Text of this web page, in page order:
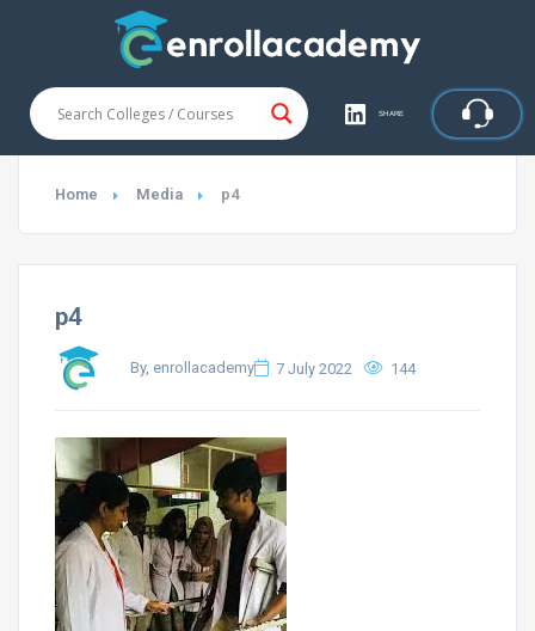
SHARE
Home Media p4
p4
By, enrollacademy 7 July 2022 144